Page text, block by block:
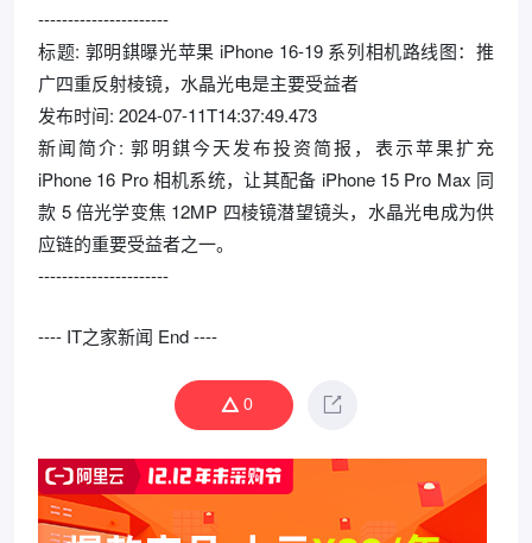
----------------------
标题: 郭明錤曝光苹果 iPhone 16-19 系列相机路线图：推
广四重反射棱镜，水晶光电是主要受益者
发布时间: 2024-07-11T14:37:49.473
新闻简介: 郭明錤今天发布投资简报，表示苹果扩充
iPhone 16 Pro 相机系统，让其配备 iPhone 15 Pro Max 同
款 5 倍光学变焦 12MP 四棱镜潜望镜头，水晶光电成为供
应链的重要受益者之一。
----------------------
---- IT之家新闻 End ----
0